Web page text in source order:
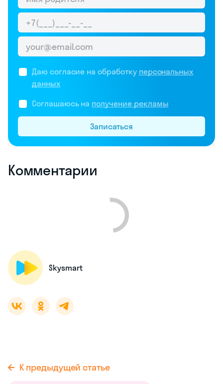
Даю согласие на обработку персональных
данных
Соглашаюсь на получение рекламы
Записаться
Комментарии
Skysmart
К предыдущей статье